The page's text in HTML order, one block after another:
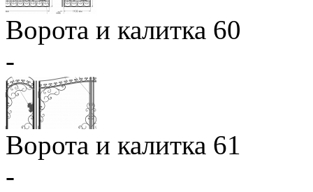
Ворота и калитка 60
-
Ворота и калитка 61
-